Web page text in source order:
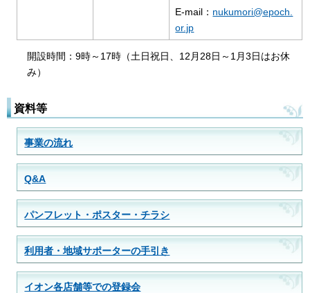
E-mail： nukumori@epoch.
or.jp
開設時間：9時～17時（土日祝日、12月28日～1月3日はお休
み）
資料等
事業の流れ
Q&A
パンフレット・ポスター・チラシ
利用者・地域サポーターの手引き
イオン各店舗等での登録会